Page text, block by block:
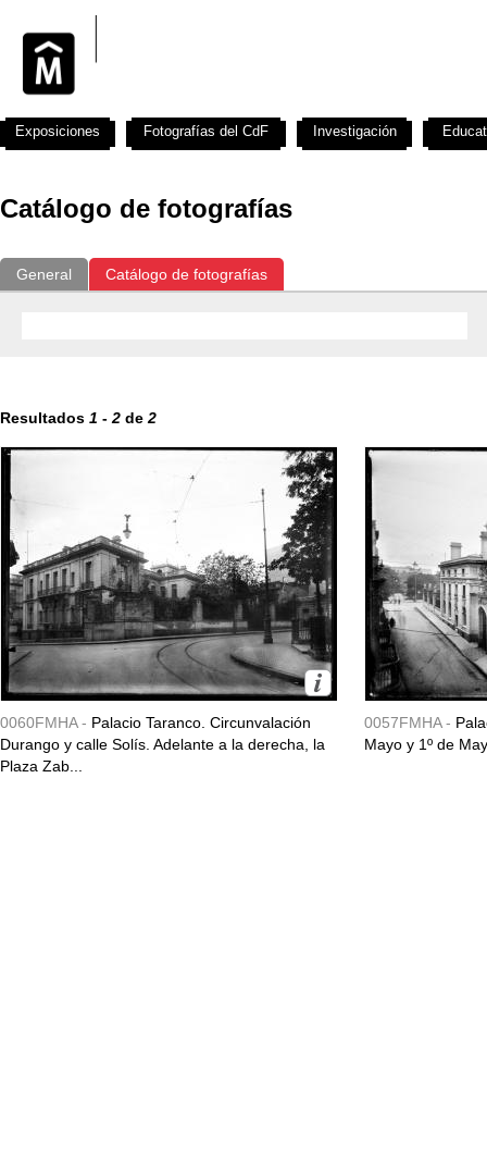
Catálogo de fotografías
General Catálogo de fotografías
Resultados 1 - 2 de 2
0060FMHA - Palacio Taranco. Circunvalación
Durango y calle Solís. Adelante a la derecha, la
Plaza Zab...
0057FMHA -
Mayo y 1º de
Exposiciones Fotografías del CdF Investigación